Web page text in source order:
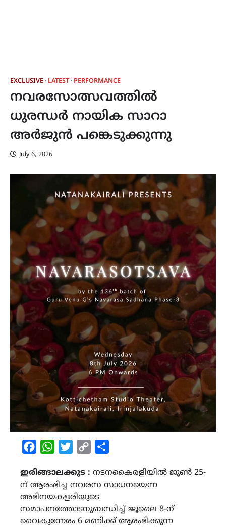
EXCLUSIVE LATEST PERFORMANCE
നവരസോത്സവത്തിൽ
ധുരന്ധർ നായിക സാറാ
അർജുൻ പങ്കെടുക്കുന്നു
July 6, 2026
FacebookWhatsAppTwitterCopy
ഇരിങ്ങാലക്കുട : നടനകൈരളിയിൽ ജൂൺ 25-
ന് ആരംഭിച്ച നവരസ സാധനയെന്ന
അഭിനയകളരിയുടെ
സമാപനത്തോടനുബന്ധിച്ച് ജൂലൈ 8-ന്
വൈകുന്നേരം 6 മണിക്ക് ആരംഭിക്കുന്ന